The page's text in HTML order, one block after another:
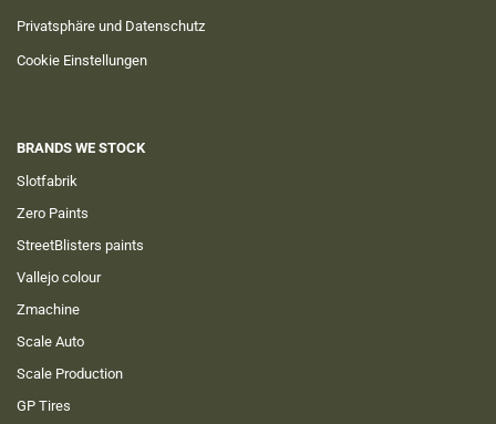
Privatsphäre und Datenschutz
Cookie Einstellungen
BRANDS WE STOCK
Slotfabrik
Zero Paints
StreetBlisters paints
Vallejo colour
Zmachine
Scale Auto
Scale Production
GP Tires